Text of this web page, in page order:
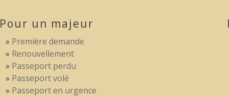
Pour un majeur
Première demande
Renouvellement
Passeport perdu
Passeport volé
Passeport en urgence